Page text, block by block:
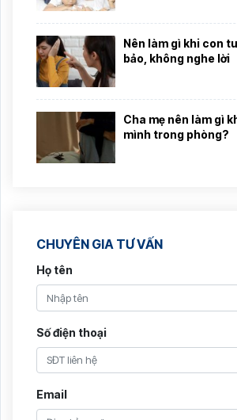
Nên làm gì khi con
bảo, không nghe lời
Cha mẹ nên làm gì
mình trong phòng?
CHUYÊN GIA TƯ VẤN
Họ tên
Số điện thoại
Email